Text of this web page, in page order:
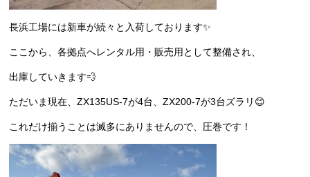
長浜工場には新車が続々と入荷しております✨
ここから、各拠点へレンタル用・販売用として整備され、
出庫していきます💨
ただいま現在、ZX135US-7が4台、ZX200-7が3台ズラリ😊
これだけ揃うことは滅多にありませんので、圧巻です！